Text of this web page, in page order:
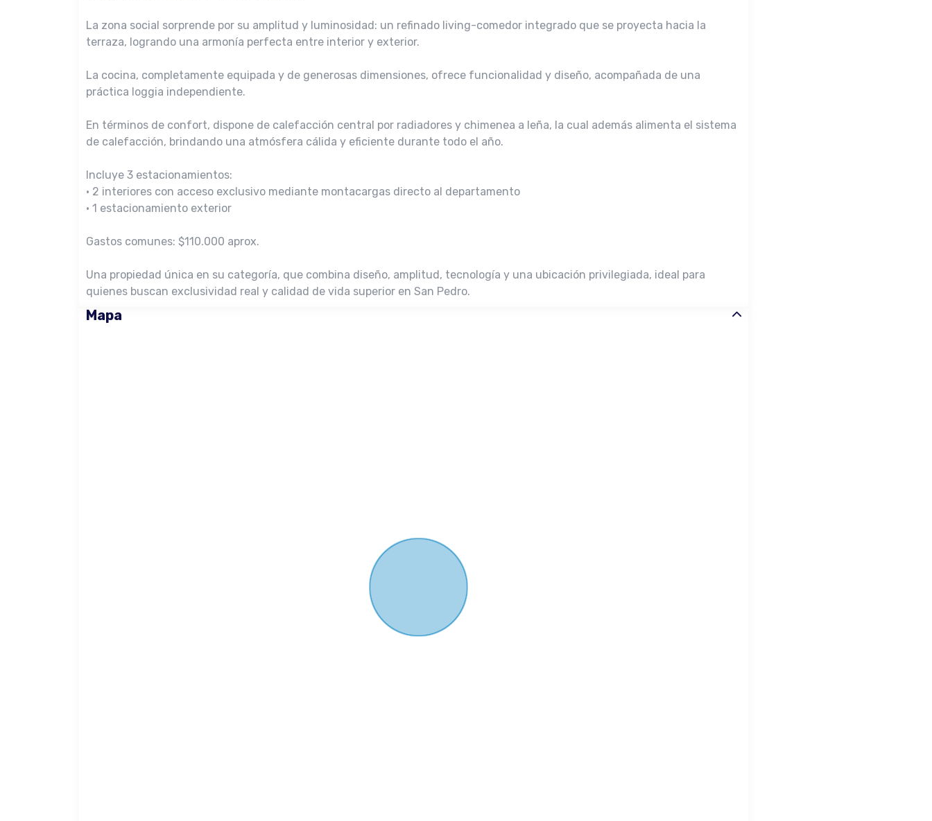
La zona social sorprende por su amplitud y luminosidad: un refinado living-comedor integrado que se proyecta hacia la
terraza, logrando una armonía perfecta entre interior y exterior.
La cocina, completamente equipada y de generosas dimensiones, ofrece funcionalidad y diseño, acompañada de una
práctica loggia independiente.
En términos de confort, dispone de calefacción central por radiadores y chimenea a leña, la cual además alimenta el sistema
de calefacción, brindando una atmósfera cálida y eficiente durante todo el año.
Incluye 3 estacionamientos:
• 2 interiores con acceso exclusivo mediante montacargas directo al departamento
• 1 estacionamiento exterior
Gastos comunes: $110.000 aprox.
Una propiedad única en su categoría, que combina diseño, amplitud, tecnología y una ubicación privilegiada, ideal para
quienes buscan exclusividad real y calidad de vida superior en San Pedro.
Mapa